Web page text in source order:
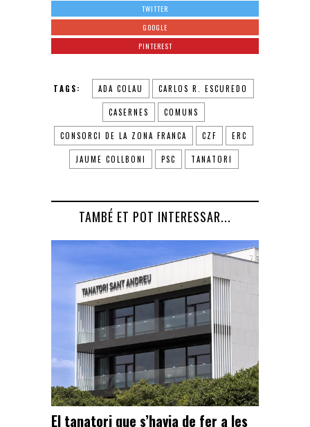
TWITTER
GOOGLE
PINTEREST
TAGS: ADA COLAU CARLOS R. ESCUREDO
CASERNES COMUNS
CONSORCI DE LA ZONA FRANCA CZF ERC
JAUME COLLBONI PSC TANATORI
TAMBÉ ET POT INTERESSAR...
El tanatori que s’havia de fer a les